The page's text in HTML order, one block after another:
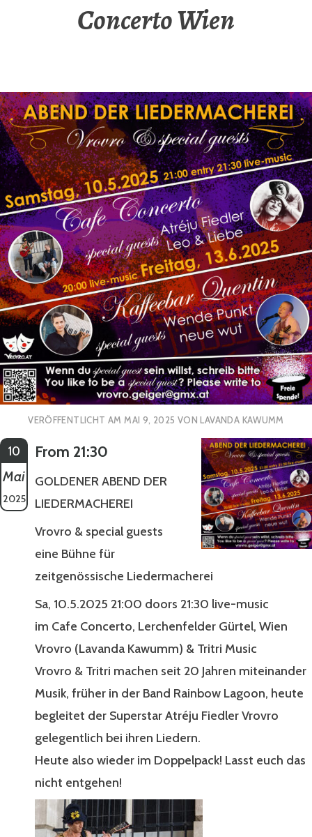
Concerto Wien
VERÖFFENTLICHT AMMAI 9, 2025 VONLAVANDA KAWUMM
10
Mai
2025
From 21:30
GOLDENER ABEND DER
LIEDERMACHEREI
Vrovro & special guests
eine Bühne für
zeitgenössische Liedermacherei
Sa, 10.5.2025 21:00 doors 21:30 live-music
im Cafe Concerto, Lerchenfelder Gürtel, Wien
Vrovro (Lavanda Kawumm) & Tritri Music
Vrovro & Tritri machen seit 20 Jahren miteinander
Musik, früher in der Band Rainbow Lagoon, heute
begleitet der Superstar Atréju Fiedler Vrovro
gelegentlich bei ihren Liedern.
Heute also wieder im Doppelpack! Lasst euch das
nicht entgehen!